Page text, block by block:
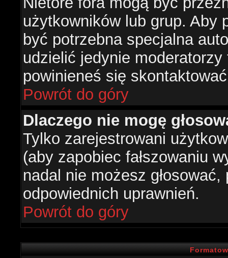
użytkowników lub grup. Aby
być potrzebna specjalna
udzielić jedynie
powinieneś się
Powrót do góry
Dlaczego nie mogę
Tylko zarejestrowani
(aby zapobiec fałszowaniu
nadal nie możesz
odpowiednich uprawnień.
Powrót do góry